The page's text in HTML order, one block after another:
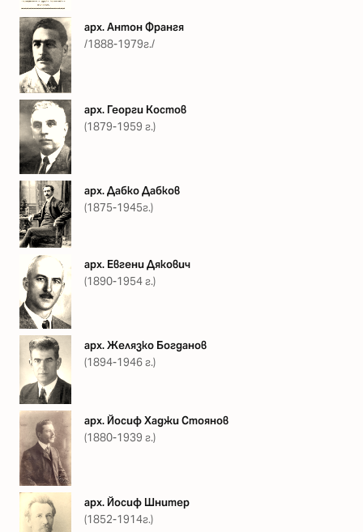
арх. Антон Франгя
/1888-1979г./
арх. Георги Костов
(1879-1959 г.)
арх. Дабко Дабков
(1875-1945г.)
арх. Евгени Дякович
(1890-1954 г.)
арх. Желязко Богданов
(1894-1946 г.)
арх. Йосиф Хаджи Стоянов
(1880-1939 г.)
арх. Йосиф Шнитер
(1852-1914г.)